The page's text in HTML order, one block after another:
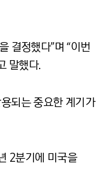
결정했다”며 “이번
말했다.
되는 중요한 계기가
2분기에 미국을